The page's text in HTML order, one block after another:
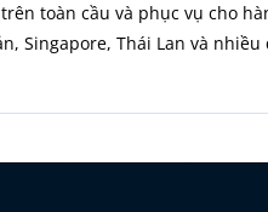
toàn cầu và phục vụ cho
Singapore, Thái Lan và